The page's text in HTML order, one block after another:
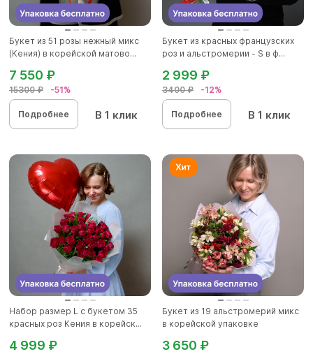
Букет из 51 розы нежный микс
(Кения) в корейской матово...
15300 ₽ -51%
7 550 ₽
Подробнее В 1 клик
Букет из красных французских
роз и альстромерии - S в ф...
3400 ₽ -12%
2 999 ₽
Подробнее В 1 клик
Набор размер L с букетом 35
красных роз Кения в корейск...
4 999 ₽
Букет из 19 альстромерий микс
в корейской упаковке
3 650 ₽